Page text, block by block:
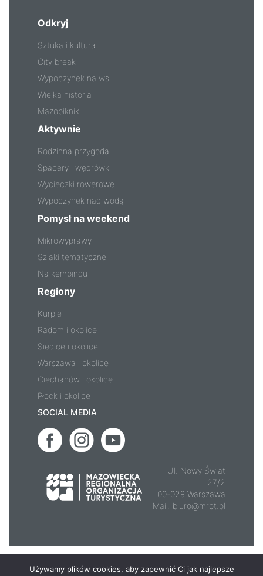
Odkryj
Sztuka i kultura
City break
Wypoczynek na wsi
Wielka historia
Mazopikniki
Aktywnie
Rodzinna przygoda
Spacery i wędrówki
Wycieczki rowerowe
Wypoczynek nad wodą
Pomysł na weekend
Mikrowyprawy
Szlaki tematyczne
Na kempingu
Regiony
Kurpie
Radom i okolice
Siedlce i okolice
Warszawa i okolice
Ciechanów i okolice
Płock i okolice
SOCIAL MEDIA
Ul. Nowy Świat
27/2
00-029 Warszawa
Mail: biuro@mrot.pl
Używamy plików cookies, aby zapewnić Ci jak najlepsze